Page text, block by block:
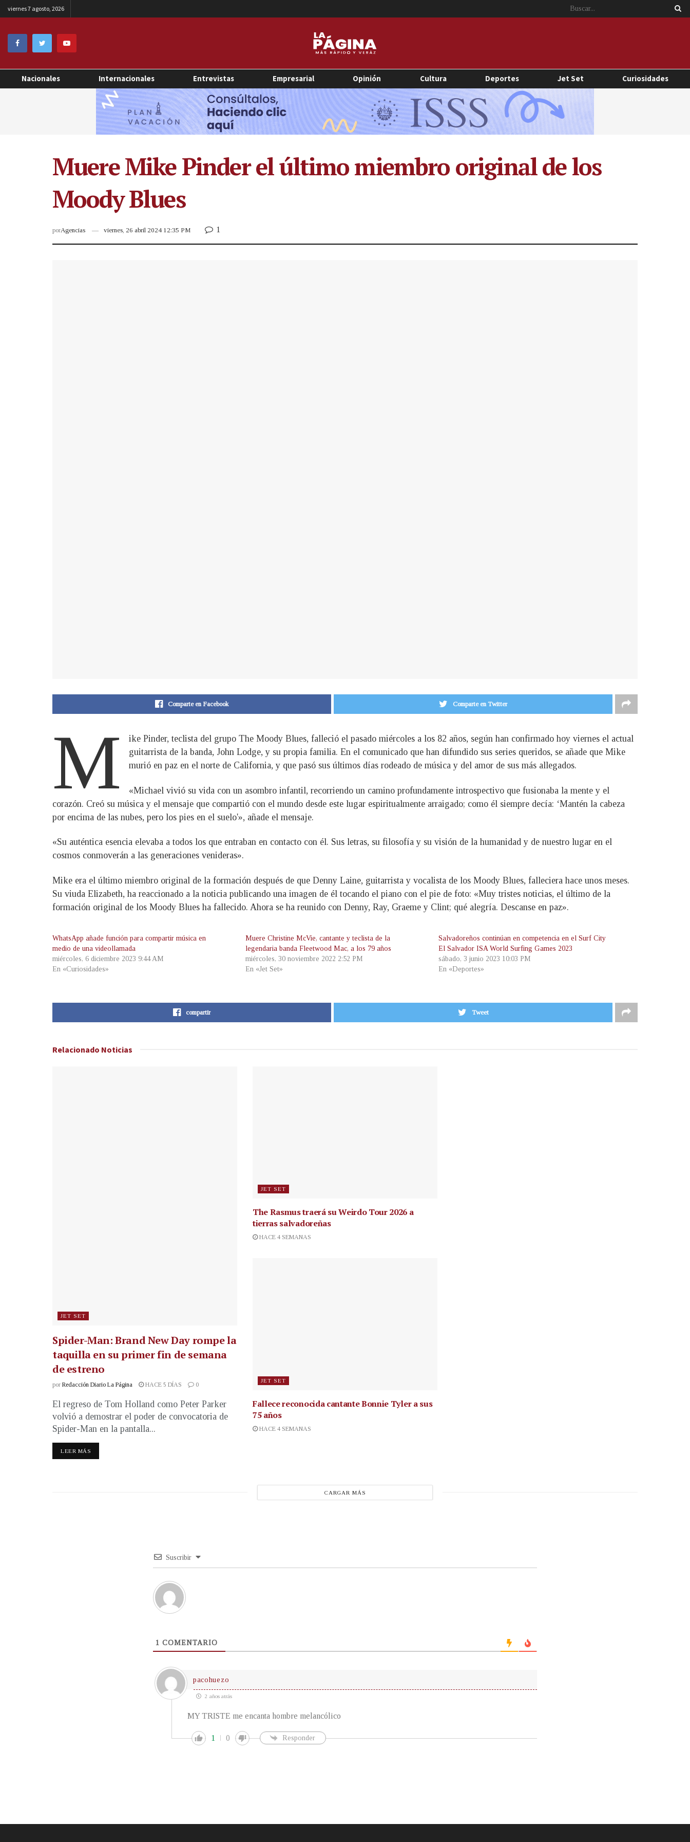
viernes 7 agosto, 2026
Nacionales Internacionales Entrevistas Empresarial Opinión Cultura Deportes Jet Set Curiosidades
Muere Mike Pinder el último miembro original de los
Moody Blues
porAgencias viernes, 26 abril 2024 12:35 PM 1
Comparte en Facebook Comparte en Twitter
M
ike Pinder, teclista del grupo The Moody Blues, falleció el pasado miércoles a los 82 años, según han confirmado hoy viernes el actual
guitarrista de la banda, John Lodge, y su propia familia. En el comunicado que han difundido sus series queridos, se añade que Mike
murió en paz en el norte de California, y que pasó sus últimos días rodeado de música y del amor de sus más allegados.
«Michael vivió su vida con un asombro infantil, recorriendo un camino profundamente introspectivo que fusionaba la mente y el
corazón. Creó su música y el mensaje que compartió con el mundo desde este lugar espiritualmente arraigado; como él siempre decía: ‘Mantén la cabeza
por encima de las nubes, pero los pies en el suelo'», añade el mensaje.
«Su auténtica esencia elevaba a todos los que entraban en contacto con él. Sus letras, su filosofía y su visión de la humanidad y de nuestro lugar en el
cosmos conmoverán a las generaciones venideras».
Mike era el último miembro original de la formación después de que Denny Laine, guitarrista y vocalista de los Moody Blues, falleciera hace unos meses.
Su viuda Elizabeth, ha reaccionado a la noticia publicando una imagen de él tocando el piano con el pie de foto: «Muy tristes noticias, el último de la
formación original de los Moody Blues ha fallecido. Ahora se ha reunido con Denny, Ray, Graeme y Clint; qué alegría. Descanse en paz».
WhatsApp añade función para compartir música en
medio de una videollamada
miércoles, 6 diciembre 2023 9:44 AM
En «Curiosidades»
Muere Christine McVie, cantante y teclista de la
legendaria banda Fleetwood Mac, a los 79 años
miércoles, 30 noviembre 2022 2:52 PM
En «Jet Set»
Salvadoreños continúan en competencia en el Surf City
El Salvador ISA World Surfing Games 2023
sábado, 3 junio 2023 10:03 PM
En «Deportes»
compartir Tweet
Relacionado Noticias
JET SET
Spider-Man: Brand New Day rompe la
taquilla en su primer fin de semana
de estreno
por Redacción Diario La Página HACE 5 DÍAS 0
El regreso de Tom Holland como Peter Parker
volvió a demostrar el poder de convocatoria de
Spider-Man en la pantalla...
LEER MÁS
JET SET
The Rasmus traerá su Weirdo Tour 2026 a
tierras salvadoreñas
HACE 4 SEMANAS
JET SET
Fallece reconocida cantanteBonnie Tyler a sus
75 años
HACE 4 SEMANAS
CARGAR MÁS
Suscribir
1 COMENTARIO
pacohuezo
2 años atrás
MY TRISTE me encanta hombre melancólico
1 0 Responder